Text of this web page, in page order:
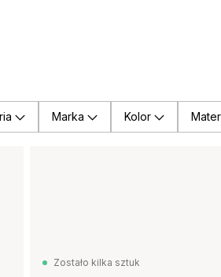
Marka Kolor
Zostało kilka sztuk